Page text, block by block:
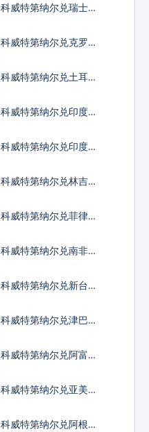
科威特第纳尔兑瑞士法
科威特第纳尔兑克罗地
科威特第纳尔兑土耳其
科威特第纳尔兑印度尼
科威特第纳尔兑印度卢
科威特第纳尔兑林吉特
科威特第纳尔兑菲律宾
科威特第纳尔兑南非兰
科威特第纳尔兑新台币
科威特第纳尔兑津巴布
科威特第纳尔兑阿富汗
科威特第纳尔兑亚美尼
科威特第纳尔兑阿根廷